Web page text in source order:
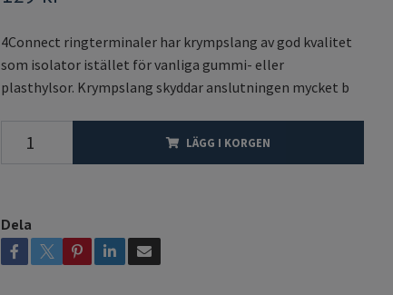
4Connect ringterminaler har krympslang av god kvalitet
som isolator istället för vanliga gummi- eller
plasthylsor. Krympslang skyddar anslutningen mycket b
LÄGG I KORGEN
Dela